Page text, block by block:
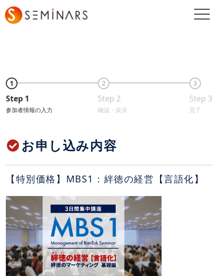
1
Step 1
参加者情報の入力
2
Step 2
確認・決済
3
Step 3
完了
お申し込み内容
【特別価格】MBS1：絆徳の経営【言語化】